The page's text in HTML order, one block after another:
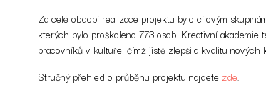
Za celé období realizace projektu bylo cílovým
kterých bylo proškoleno 773 osob. Kreativní
pracovníků v kultuře, čímž jistě zlepšila kvalitu nových
Stručný přehled o průběhu projektu najdete zde.